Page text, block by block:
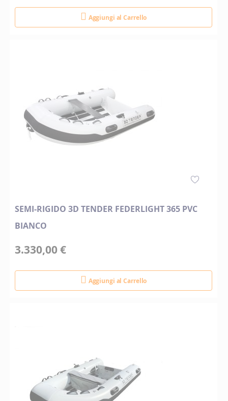
Aggiungi al Carrello
SEMI-RIGIDO 3D TENDER FEDERLIGHT 365 PVC
BIANCO
3.330,00 €
Aggiungi al Carrello